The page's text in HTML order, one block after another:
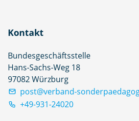
Kontakt
Bundesgeschäftsstelle
Hans-Sachs-Weg 18
97082 Würzburg
post@verband-
+49-931-24020